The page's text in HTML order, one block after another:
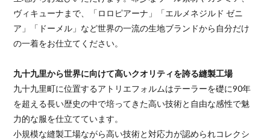
ヴィキューナまで、「ロロピアーナ」「エルメネジルド ゼニ
ア」「ドーメル」など世界の一流の生地ブランドから自分だけ
の一着をお仕立てください。
九十九里から世界に向けて高いクオリティを誇る縫製工場
九十九里町に位置するアトリエフォルムはテーラーを礎に90年
を超える長い歴史の中で培ってきた高い技術と自由な感性で魅
力的な服を仕立てています。
小規模な縫製工場ながら高い技術と対応力が認められコレクシ